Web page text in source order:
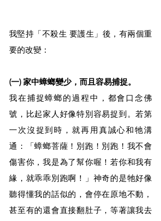
我堅持「不殺生 要護生」後，有兩個重
要的改變：
(一) 家中蟑螂變少，而且容易捕捉。
我在捕捉蟑螂的過程中，都會口念佛
號，比起家人好像特別容易捉到。若第
一次沒捉到時，就再用真誠心和牠溝
通：「蟑螂菩薩！別跑！別跑！我不會
傷害你，我是為了幫你喔！若你和我有
緣，就乖乖別跑啊！」神奇的是牠好像
聽得懂我的話似的，會停在原地不動，
甚至有的還會直接翻肚子，等著讓我去